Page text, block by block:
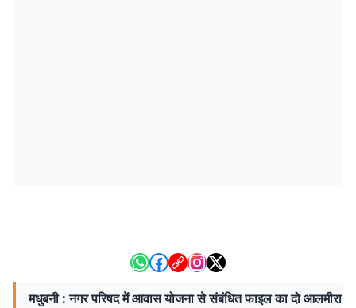
मधुबनी : नगर परिषद में आवास योजना से संबंधित फाइल का दो आलमीरा